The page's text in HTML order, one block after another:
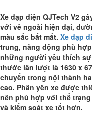
Xe đạp điện QJTech V2
với vẻ ngoài hiện đại,
màu sắc bắt mắt. Xe đạp
trung, năng động phù
những người yêu thích
thước lần lượt là 1630 x
chuyển trong nội thành
cao. Phần yên xe được
nên phù hợp với thể
và kiểm soát xe tốt hơn.